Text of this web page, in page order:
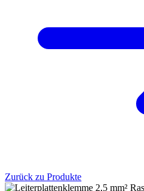
Zurück zu Produkte